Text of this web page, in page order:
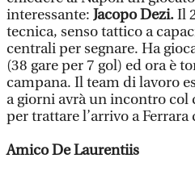
interessante: Jacopo Dezi.Il
tecnica, senso tattico a
centrali per segnare. Ha
(38 gare per 7 gol) ed ora è
campana. Il team di lavoro
a giorni avrà un incontro col
per trattare l’arrivo a
Amico De Laurentiis